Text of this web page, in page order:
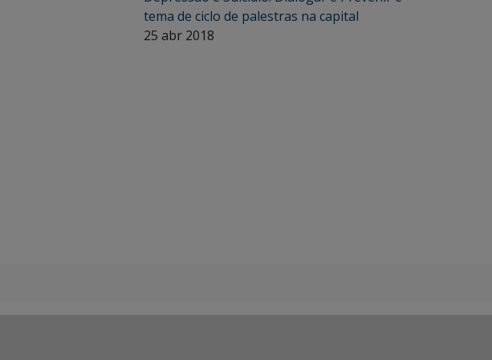
tema de ciclo de palestras na capital
25 abr 2018